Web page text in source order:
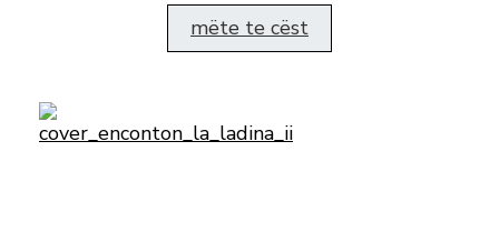
mëte te cëst